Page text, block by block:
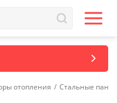
отопления / Стальные